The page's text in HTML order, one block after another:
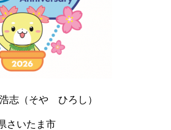
そや ひろし）
いたま市